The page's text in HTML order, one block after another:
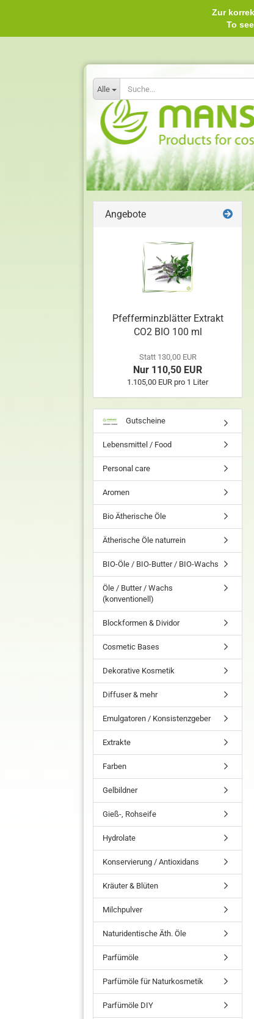
Alle
Zur
To
Angebote
Pfefferminzblätter Extrakt
CO2 BIO 100 ml
Statt 130,00 EUR
Nur 110,50 EUR
1.105,00 EUR pro 1 Liter
Gutscheine
Lebensmittel / Food
Personal care
Aromen
Bio Ätherische Öle
Ätherische Öle naturrein
BIO-Öle / BIO-Butter / BIO-Wachs
Öle / Butter / Wachs
(konventionell)
Blockformen & Dividor
Cosmetic Bases
Dekorative Kosmetik
Diffuser & mehr
Emulgatoren / Konsistenzgeber
Extrakte
Farben
Gelbildner
Gieß-, Rohseife
Hydrolate
Konservierung / Antioxidans
Kräuter & Blüten
Milchpulver
Naturidentische Äth. Öle
Parfümöle
Parfümöle für Naturkosmetik
Parfümöle DIY